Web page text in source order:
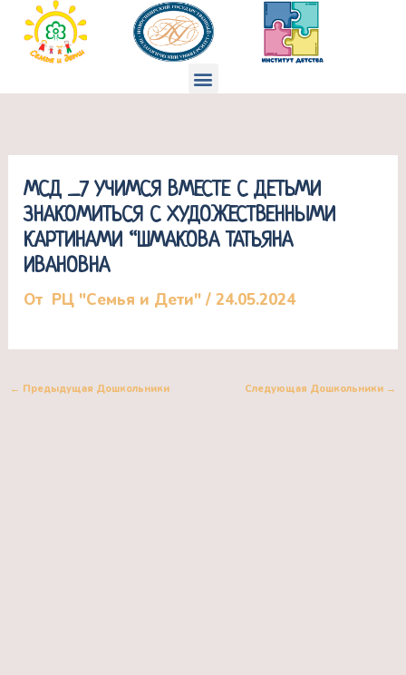
Перейти
содержимому
Меню
МСД _7 УЧИМСЯ ВМЕСТЕ С ДЕТЬМИ
ЗНАКОМИТЬСЯ С ХУДОЖЕСТВЕННЫМИ
КАРТИНАМИ “ШМАКОВА ТАТЬЯНА
ИВАНОВНА
От РЦ "Семья и Дети"/24.05.2024
← Предыдущая Дошкольники Следующая Дошкольники →